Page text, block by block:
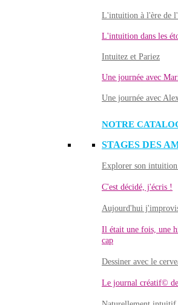
L'intuition à l'ère de
L'intuition dans les
Intuitez et Pariez
Une journée avec
Une journée avec
NOTRE
STAGES DES
Explorer son intuition
C'est décidé, j'écris !
Aujourd'hui
Il était une fois, une
cap
Dessiner avec le
Le journal créatif©